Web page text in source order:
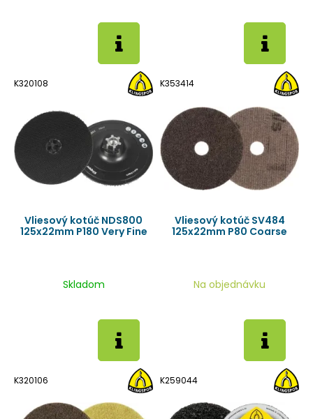
K320108
Vliesový kotúč NDS800
125x22mm P180 Very Fine
Skladom
K353414
Vliesový kotúč SV484
125x22mm P80 Coarse
Na objednávku
K320106 K259044